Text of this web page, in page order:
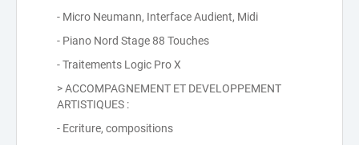
- Micro Neumann, Interface Audient, Midi
- Piano Nord Stage 88 Touches
- Traitements Logic Pro X
> ACCOMPAGNEMENT ET DEVELOPPEMENT
ARTISTIQUES :
- Ecriture, compositions